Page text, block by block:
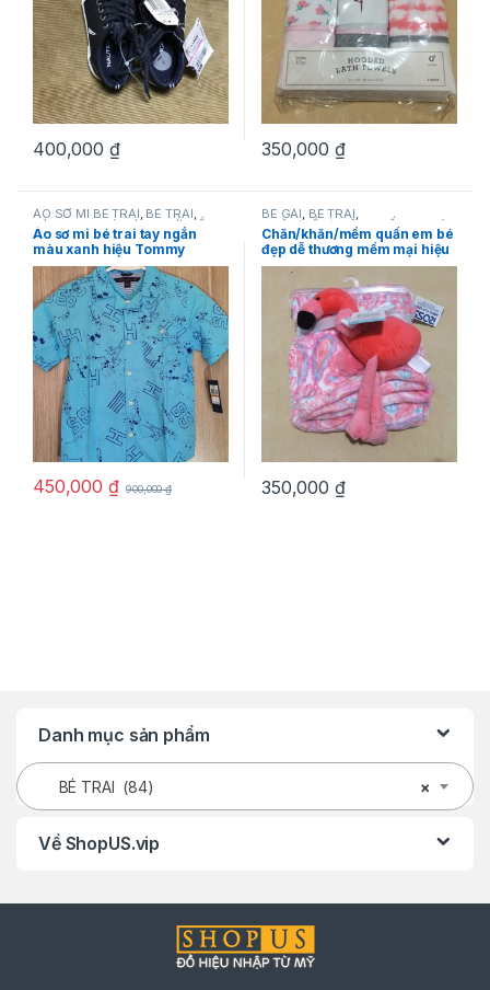
400,000 ₫ 350,000 ₫
ÁO SƠ MI BÉ TRAI, BÉ TRAI,
DÀNH CHO BÉ HÀNG MỚI VỀ
Tommy Hilfiger
Áo sơ mi bé trai tay ngắn
màu xanh hiệu Tommy
Hilfiger size 8,12,16 hàng
xách tay mỹ
450,000 ₫ 900,000₫
BÉ GÁI, BÉ TRAI,
CHĂN/MỀN/KHĂN QUẤN EM BÉ ,
DÀNH CHO BÉ,HÀNG MỚI VỀ
Hudson baby,SẢN PHẨM
KHUYẾN MÃI
Chăn/khăn/mềm quấn em bé
đẹp dễ thương mềm mại hiệu
Hudson baby chính hãng
hàng xách tay mỹ
350,000 ₫
Danh mục sản phẩm
×
BÉ TRAI (84)
Về ShopUS.vip